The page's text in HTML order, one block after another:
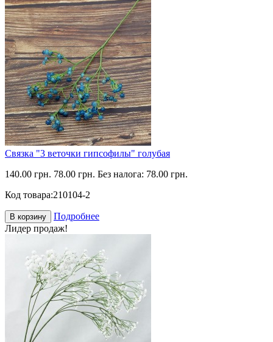
Связка "3 веточки гипсофилы" голубая
140.00 грн. 78.00 грн. Без налога: 78.00 грн.
Код товара:210104-2
В корзину
Подробнее
Лидер продаж!